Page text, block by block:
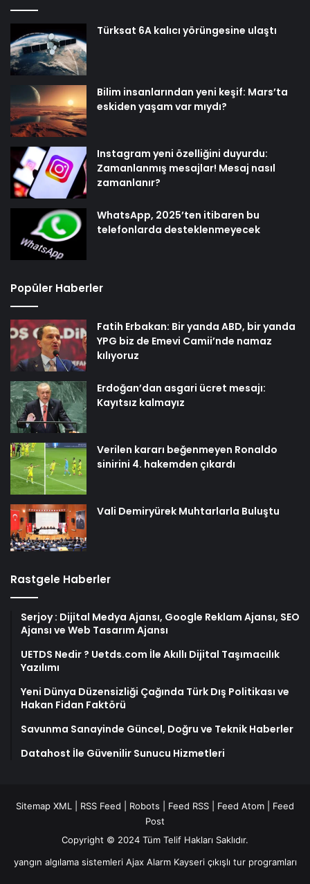
Türksat 6A kalıcı yörüngesine ulaştı
Bilim insanlarından yeni keşif: Mars’ta
eskiden yaşam var mıydı?
Instagram yeni özelliğini duyurdu:
Zamanlanmış mesajlar! Mesaj nasıl
zamanlanır?
WhatsApp, 2025’ten itibaren bu
telefonlarda desteklenmeyecek
Popüler Haberler
Fatih Erbakan: Bir yanda ABD, bir yanda
YPG biz de Emevi Camii’nde namaz
kılıyoruz
Erdoğan’dan asgari ücret mesajı:
Kayıtsız kalmayız
Verilen kararı beğenmeyen Ronaldo
sinirini 4. hakemden çıkardı
Vali Demiryürek Muhtarlarla Buluştu
Rastgele Haberler
Serjoy : Dijital Medya Ajansı, Google Reklam Ajansı, SEO
Ajansı ve Web Tasarım Ajansı
UETDS Nedir ? Uetds.com İle Akıllı Dijital Taşımacılık
Yazılımı
Yeni Dünya Düzensizliği Çağında Türk Dış Politikası ve
Hakan Fidan Faktörü
Savunma Sanayinde Güncel, Doğru ve Teknik Haberler
Datahost İle Güvenilir Sunucu Hizmetleri
Sitemap XML RSS Feed Robots Feed RSS Feed Atom
Feed
Post
Copyright © 2024 Tüm Telif Hakları Saklıdır.
yangın algılama sistemleri Ajax Alarm Kayseri çıkışlı tur programları